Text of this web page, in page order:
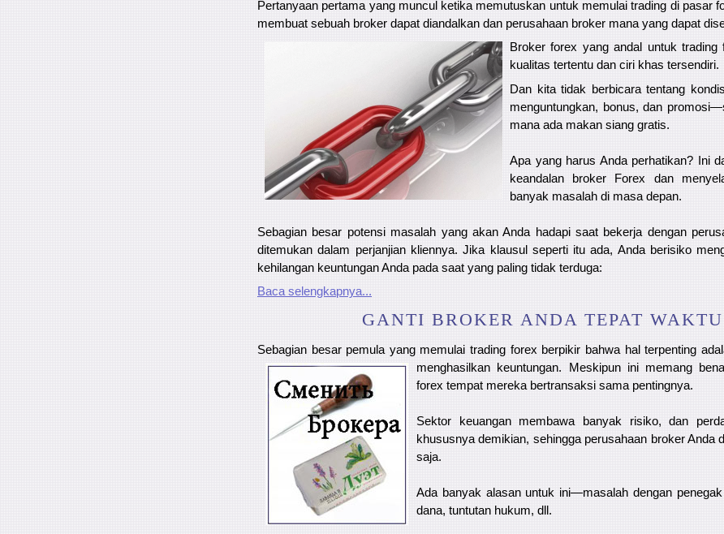
Pertanyaan pertama yang muncul ketika memutuskan untuk memulai trading di pasar
membuat sebuah broker dapat diandalkan dan perusahaan broker mana yang dapat
Broker forex yang andal untuk trading
kualitas tertentu dan ciri khas tersendiri.
Dan kita tidak berbicara tentang
menguntungkan, bonus, dan
mana ada makan siang gratis.
Apa yang harus Anda perhatikan? Ini
keandalan broker Forex dan
banyak masalah di masa depan.
Sebagian besar potensi masalah yang akan Anda hadapi saat bekerja dengan
ditemukan dalam perjanjian kliennya. Jika klausul seperti itu ada, Anda berisiko
kehilangan keuntungan Anda pada saat yang paling tidak terduga:
Baca selengkapnya...
GANTI BROKER ANDA TEPAT
Sebagian besar pemula yang memulai trading forex berpikir bahwa hal terpenting
menghasilkan keuntungan. Meskipun ini memang
forex tempat mereka bertransaksi sama pentingnya.
Sektor keuangan membawa banyak risiko, dan
khususnya demikian, sehingga perusahaan broker Anda
saja.
Ada banyak alasan untuk ini—masalah dengan
dana, tuntutan hukum, dll.